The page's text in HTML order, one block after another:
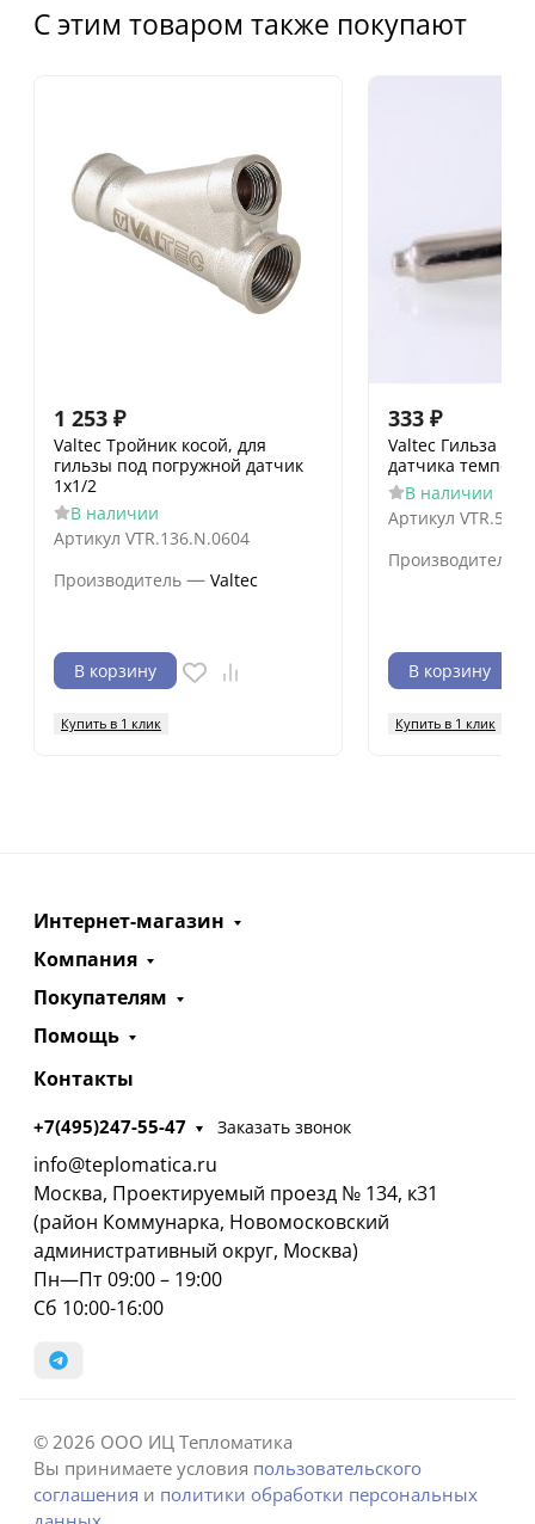
С этим товаром также покупают
1 253 ₽
Valtec Тройник косой, для
гильзы под погружной датчик
1х1/2
В наличии
Артикул VTR.136.N.0604
Производитель — Valtec
В корзину
Купить в 1 клик
333 ₽
Valtec Гильза
датчика
В наличии
Артикул
Производитель
В корзину
Купить в 1 клик
Интернет-магазин
Компания
Покупателям
Помощь
Контакты
+7(495)247-55-47 Заказать звонок
info@teplomatica.ru
Москва, Проектируемый проезд № 134, к31
(район Коммунарка, Новомосковский
административный округ, Москва)
Пн—Пт 09:00 – 19:00
Сб 10:00-16:00
© 2026 ООО ИЦ Тепломатика
Вы принимаете условия пользовательского
соглашения и политики обработки персональных